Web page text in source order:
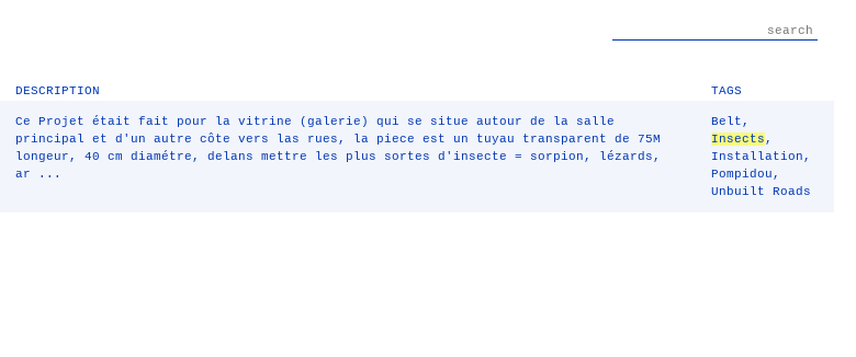
DESCRIPTION TAGS
Ce Projet était fait pour la vitrine (galerie) qui se situe autour de la salle
principal et d'un autre côte vers las rues, la piece est un tuyau transparent de 75M
longeur, 40 cm diamétre, delans mettre les plus sortes d'insecte = sorpion, lézards,
ar ...
Belt ,
Insects ,
Installation ,
Pompidou ,
Unbuilt Roads